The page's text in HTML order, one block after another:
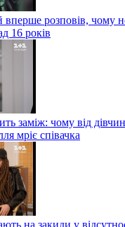
вперше розповів, чому
16 років
заміж: чому від
мріє співачка
на закиди у